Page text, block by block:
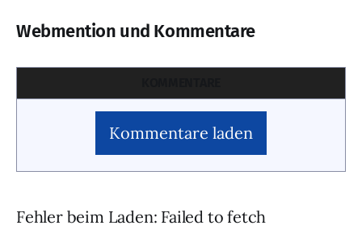
Webmention und Kommentare
Kommentare laden
Fehler beim Laden: Failed to fetch